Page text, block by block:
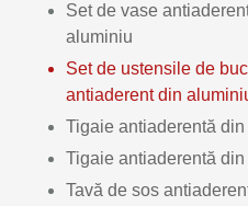
Set de vase
aluminiu
Set de ustensile de
antiaderent din
Tigaie antiaderentă
Tigaie antiaderentă
Tavă de sos